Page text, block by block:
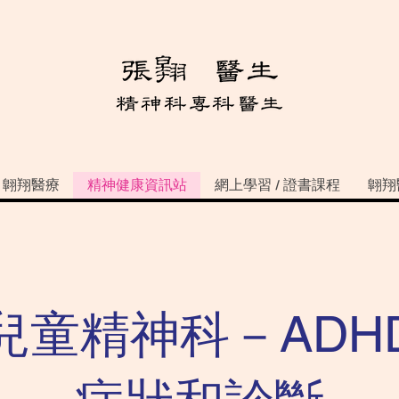
翺翔醫療 精神健康資訊站 網上學習 / 證書課程 翺翔
童精神科－